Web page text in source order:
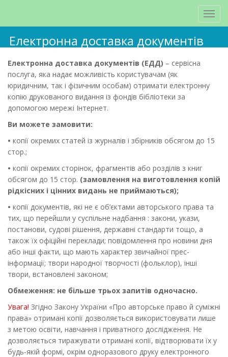
Електронна доставка документів
Електронна доставка документів (ЕДД) – сервісна
послуга, яка надає можливість користувачам (як
юридичним, так і фізичним особам) отримати електронну
копію друкованого видання із фондів бібліотеки за
допомогою мережі Інтернет.
Ви можете замовити:
• копії окремих статей із журналів і збірників обсягом до 15
стор.;
• копії окремих сторінок, фрагментів або розділів з книг
обсягом до 15 стор. (замовлення на виготовлення копій
рідкісних і цінних видань не приймаються);
• копії документів, які не є об’єктами авторського права та
тих, що перейшли у суспільне надбання : закони, укази,
постанови, судові рішення, державні стандарти тощо, а
також їх офіційні переклади; повідомлення про новини дня
або інші факти, що мають характер звичайної прес-
інформації; твори народної творчості (фольклор), інші
твори, встановлені законом;
Обмеження: не більше трьох запитів одночасно.
Увага! Згідно Закону України «Про авторське право й суміжні
права» отримані копії дозволяється використовувати лише
з метою освіти, навчання і приватного дослідження. Не
дозволяється тиражувати отримані копії, відтворювати їх у
будь-якій формі, окрім одноразового друку електронного